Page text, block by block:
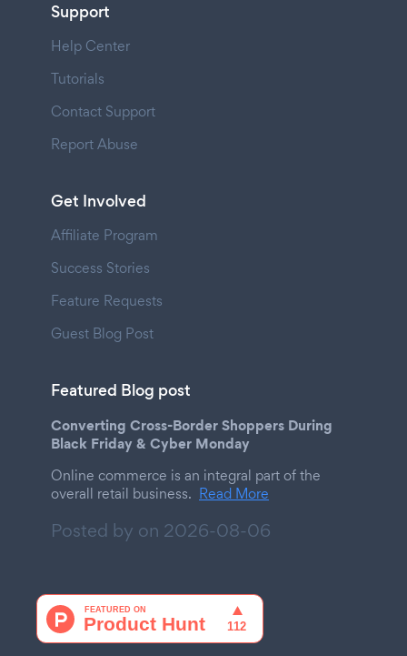
Support
Help Center
Tutorials
Contact Support
Report Abuse
Get Involved
Affiliate Program
Success Stories
Feature Requests
Guest Blog Post
Featured Blog post
Converting Cross-Border Shoppers During
Black Friday & Cyber Monday
Online commerce is an integral part of the
overall retail business. Read More
Posted by on 2026-08-06